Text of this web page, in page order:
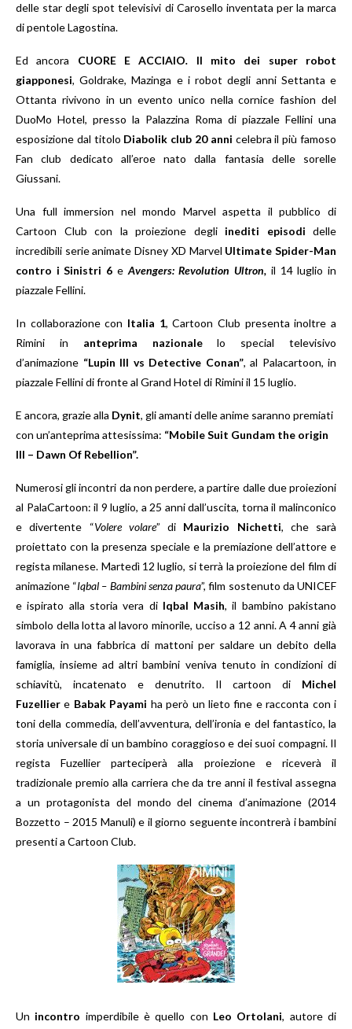
delle star degli spot televisivi di Carosello inventata per la marca
di pentole Lagostina.
Ed ancora CUORE E ACCIAIO. Il mito dei super robot
giapponesi, Goldrake, Mazinga e i robot degli anni Settanta e
Ottanta rivivono in un evento unico nella cornice fashion del
DuoMo Hotel, presso la Palazzina Roma di piazzale Fellini una
esposizione dal titolo Diabolik club 20 anni celebra il più famoso
Fan club dedicato all’eroe nato dalla fantasia delle sorelle
Giussani.
Una full immersion nel mondo Marvel aspetta il pubblico di
Cartoon Club con la proiezione degli inediti episodi delle
incredibili serie animate Disney XD Marvel Ultimate Spider-Man
contro i Sinistri 6 e Avengers: Revolution Ultron, il 14 luglio in
piazzale Fellini.
In collaborazione con Italia 1, Cartoon Club presenta inoltre a
Rimini in anteprima nazionalelo special televisivo
d’animazione “Lupin III vs Detective Conan”, al Palacartoon, in
piazzale Fellini di fronte al Grand Hotel di Rimini il 15 luglio.
E ancora, grazie alla Dynit, gli amanti delle anime saranno premiati
con un’anteprima attesissima: “Mobile Suit Gundam the origin
III – Dawn Of Rebellion”.
Numerosi gli incontri da non perdere, a partire dalle dueproiezioni
al PalaCartoon: il 9 luglio, a 25 anni dall’uscita, torna il malinconico
e divertente “Volere volare” di Maurizio Nichetti, che sarà
proiettato con la presenza speciale e la premiazione dell’attore e
regista milanese. Martedì 12 luglio, si terrà la proiezione del film di
animazione “Iqbal – Bambini senza paura”, film sostenuto da UNICEF
e ispirato alla storia vera di Iqbal Masih, il bambino pakistano
simbolo della lotta al lavoro minorile, ucciso a 12 anni. A 4 anni già
lavorava in una fabbrica di mattoni per saldare un debito della
famiglia, insieme ad altri bambini veniva tenuto in condizioni di
schiavitù, incatenato e denutrito. Il cartoon di Michel
Fuzellier e Babak Payami ha però un lieto fine e racconta con i
toni della commedia, dell’avventura, dell’ironia e del fantastico, la
storia universale di un bambino coraggioso e dei suoi compagni. Il
regista Fuzellier parteciperà alla proiezione e riceverà il
tradizionale premio alla carriera che da tre anni il festival assegna
a un protagonista del mondo del cinema d’animazione (2014
Bozzetto – 2015 Manuli) e il giorno seguente incontrerà i bambini
presenti a Cartoon Club.
Un incontro imperdibile è quello con Leo Ortolani, autore di